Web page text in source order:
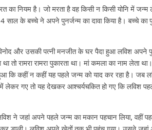
नियम है। जो मरता है वह किसी न किसी योनि में जन्म
साल के बच्चे ने अपने पुनर्जन्म का दावा किया है। बच्चे का
और उसकी पत्नी मनजीत के घर पैदा हुआ लविश अपने
तो रामरा रामरा पुकारता था। मां कमला का नाम लेता
हुआ कि कहीं न कहीं यह पहले जन्म को याद कर रहा है। जब
लेकर गए तो यह देखकर आश्चर्यचकित हो गए कि लविश
ने जहां अपने पहले जन्म का मकान पहचान लिया, वहीं